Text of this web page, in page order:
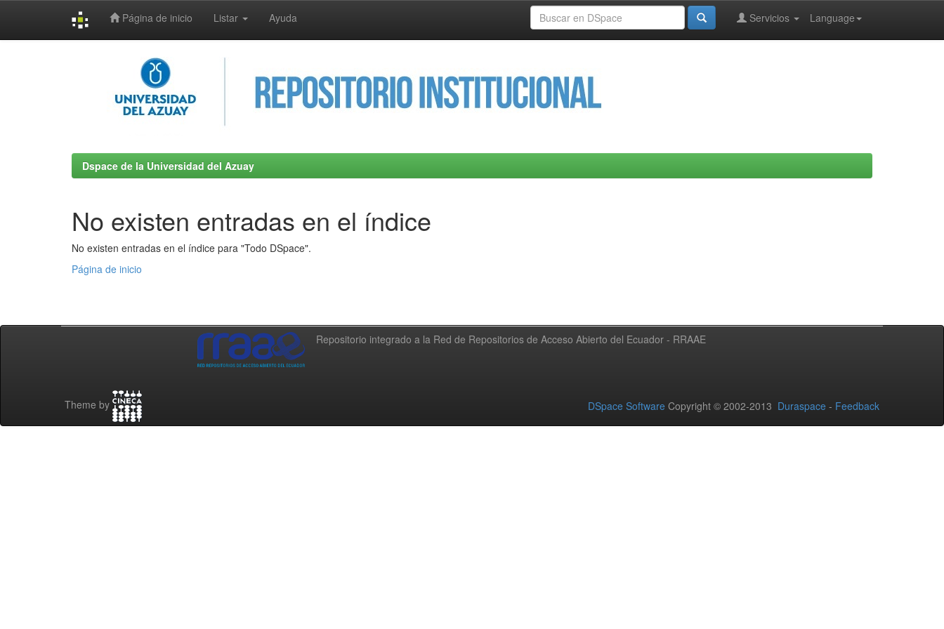
Página de inicio Listar Ayuda Language
Servicios
Dspace de la Universidad del Azuay
No existen entradas en el índice
No existen entradas en el índice para "Todo DSpace".
Página de inicio
Repositorio integrado a la Red de Repositorios de Acceso Abierto del Ecuador - RRAAE
Theme by DSpace Software Copyright © 2002-2013 Duraspace - Feedback